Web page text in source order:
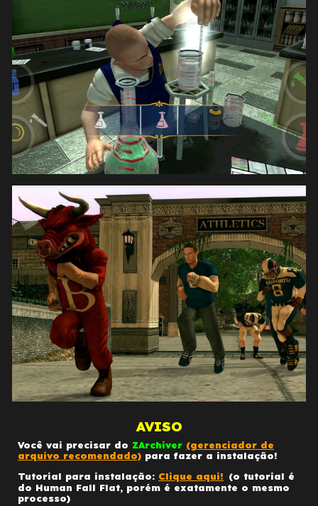
AVISO
Você vai precisar do ZArchiver (gerenciador de
arquivo recomendado) para fazer a instalação!
Tutorial para instalação: Clique aqui! (o tutorial é
do Human Fall Flat, porém é exatamente o mesmo
processo)